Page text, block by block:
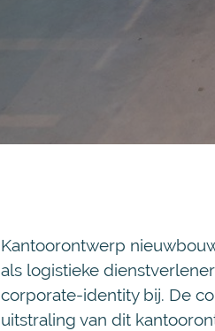
Kantoorontwerp
als logistieke
corporate-identity bij. De
uitstraling van dit